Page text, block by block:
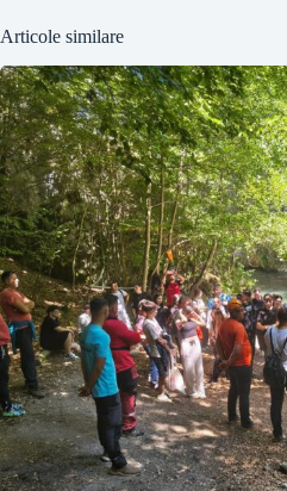
Articole similare